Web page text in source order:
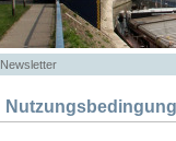
Newsletter